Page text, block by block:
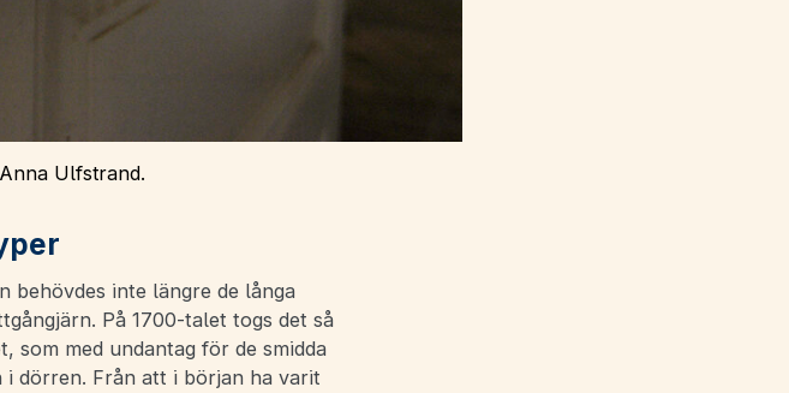
Ulfstrand.
behövdes inte längre de långa
På 1700-talet togs det så
som med undantag för de smidda
i dörren. Från att i början ha varit